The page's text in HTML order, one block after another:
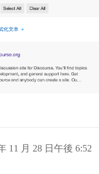
11 月 28 日午後 6:52